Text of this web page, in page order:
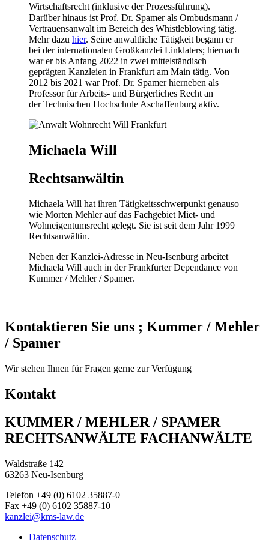
Wirtschaftsrecht (inklusive der Prozess­führung).
Darüber hinaus ist Prof. Dr. Spamer als Ombuds­mann /
Vertrauens­anwalt im Bereich des Whistle­blowing tätig.
Mehr dazu hier. Seine anwaltliche Tätig­keit begann er
bei der internationalen Großkanzlei Linklaters; hiernach
war er bis Anfang 2022 in zwei mittel­ständisch
geprägten Kanzleien in Frankfurt am Main tätig. Von
2012 bis 2021 war Prof. Dr. Spamer hierneben als
Professor für Arbeits- und Bürgerliches Recht an
der Technischen Hochschule Aschaffenburg aktiv.
Michaela Will
Rechtsanwältin
Michaela Will hat ihren Tätig­keits­schwerpunkt genauso
wie Morten Mehler auf das Fach­gebiet Miet- und
Wohn­eigentums­recht gelegt. Sie ist seit dem Jahr 1999
Rechts­anwältin.
Neben der Kanzlei-Adresse in Neu-Isenburg arbeitet
Michaela Will auch in der Frankfurter Dependance von
Kummer / Mehler / Spamer.
Kontaktieren Sie uns ; Kummer / Mehler
/ Spamer
Wir stehen Ihnen für Fragen gerne zur Verfügung
Kontakt
KUMMER / MEHLER / SPAMER
RECHTSANWÄLTE FACHANWÄLTE
Waldstraße 142
63263 Neu-Isenburg
Telefon +49 (0) 6102 35887-0
Fax +49 (0) 6102 35887-10
kanzlei@kms-law.de
Datenschutz